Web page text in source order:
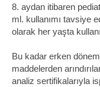
8. aydan itibaren
ml. kullanımı tavsiye
olarak her yaşta
Bu kadar erken
maddelerden
analiz sertifikalarıyla